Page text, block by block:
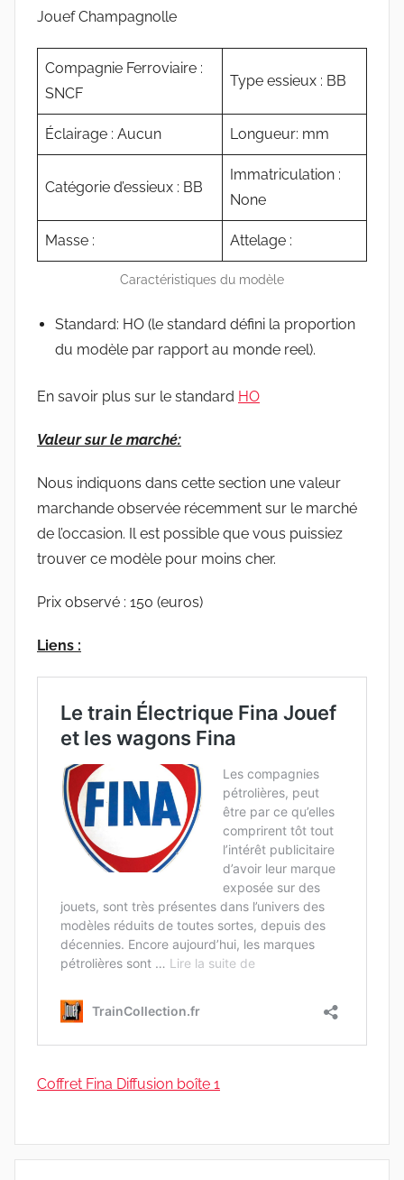
Jouef Champagnolle
Compagnie Ferroviaire :
SNCF
Type essieux : BB
Éclairage : Aucun Longueur: mm
Catégorie d’essieux : BB
Immatriculation :
None
Masse : Attelage :
Caractéristiques du modèle
Standard: HO (le standard défini la proportion
du modèle par rapport au monde reel).
En savoir plus sur le standard HO
Valeur sur le marché:
Nous indiquons dans cette section une valeur
marchande observée récemment sur le marché
de l’occasion. Il est possible que vous puissiez
trouver ce modèle pour moins cher.
Prix observé : 150 (euros)
Liens :
Coffret Fina Diffusion boîte 1